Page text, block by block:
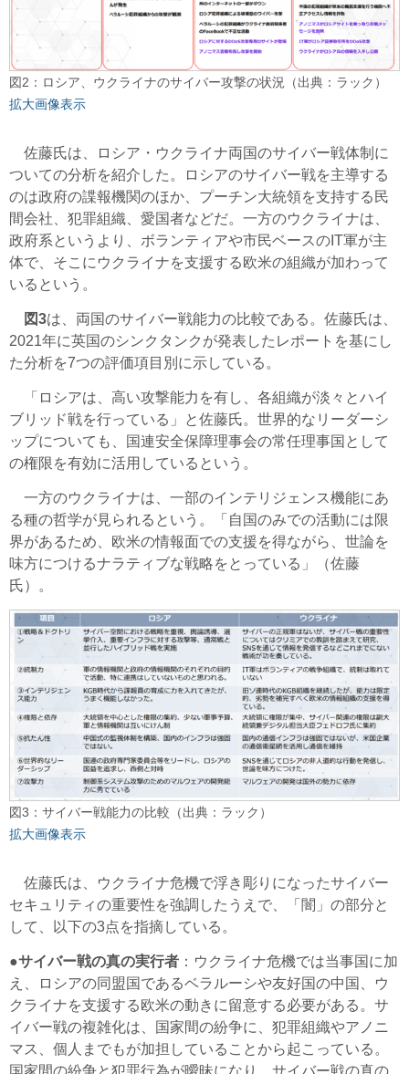
図2：ロシア、ウクライナのサイバー攻撃の状況（出典：ラック）
拡大画像表示
佐藤氏は、ロシア・ウクライナ両国のサイバー戦体制に
ついての分析を紹介した。ロシアのサイバー戦を主導する
のは政府の諜報機関のほか、プーチン大統領を支持する民
間会社、犯罪組織、愛国者などだ。一方のウクライナは、
政府系というより、ボランティアや市民ベースのIT軍が主
体で、そこにウクライナを支援する欧米の組織が加わって
いるという。
図3は、両国のサイバー戦能力の比較である。佐藤氏は、
2021年に英国のシンクタンクが発表したレポートを基にし
た分析を7つの評価項目別に示している。
「ロシアは、高い攻撃能力を有し、各組織が淡々とハイ
ブリッド戦を行っている」と佐藤氏。世界的なリーダーシ
ップについても、国連安全保障理事会の常任理事国として
の権限を有効に活用しているという。
一方のウクライナは、一部のインテリジェンス機能にあ
る種の哲学が見られるという。「自国のみでの活動には限
界があるため、欧米の情報面での支援を得ながら、世論を
味方につけるナラティブな戦略をとっている」（佐藤
氏）。
図3：サイバー戦能力の比較（出典：ラック）
拡大画像表示
佐藤氏は、ウクライナ危機で浮き彫りになったサイバー
セキュリティの重要性を強調したうえで、「闇」の部分と
して、以下の3点を指摘している。
●サイバー戦の真の実行者 ：ウクライナ危機では当事国に加
え、ロシアの同盟国であるベラルーシや友好国の中国、ウ
クライナを支援する欧米の動きに留意する必要がある。サ
イバー戦の複雑化は、国家間の紛争に、犯罪組織やアノニ
マス、個人までもが加担していることから起こっている。